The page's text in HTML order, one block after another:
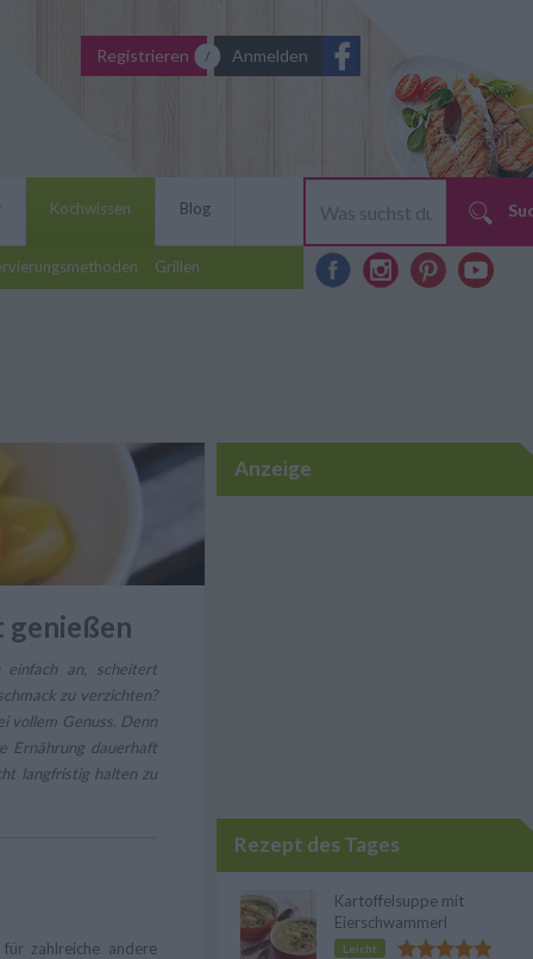
Registrieren Anmelden
Kochwissen
Grillen
Blog
genießen
an, scheitert
zu verzichten?
vollem Genuss. Denn
Ernährung dauerhaft
langfristig halten zu
zahlreiche andere
Anzeige
Rezept des Tages
Kartoffelsuppe mit
Eierschwammerl
Leicht